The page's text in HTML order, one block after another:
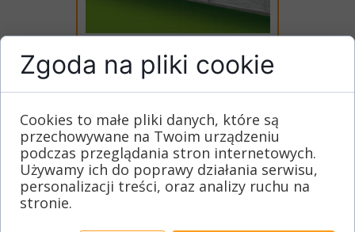
Skontaktuj się z nami
Ogrodzenia
betonowe jednostronne
i dwustronne
Zgoda na pliki cookie
Cookies to małe pliki danych, które są
przechowywane na Twoim urządzeniu
podczas przeglądania stron internetowych.
Używamy ich do poprawy działania serwisu,
personalizacji treści, oraz analizy ruchu na
stronie.